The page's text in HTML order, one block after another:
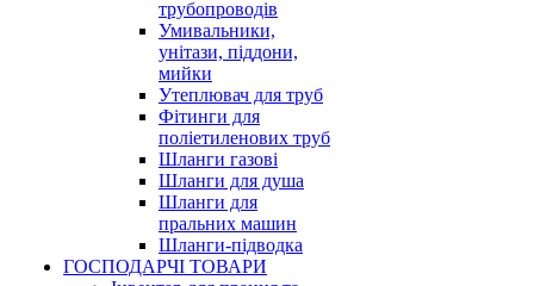
трубопроводів
Умивальники,
унітази, піддони,
мийки
Утеплювач для труб
Фітинги для
поліетиленових труб
Шланги газові
Шланги для душа
Шланги для
пральних машин
Шланги-підводка
ГОСПОДАРЧІ ТОВАРИ